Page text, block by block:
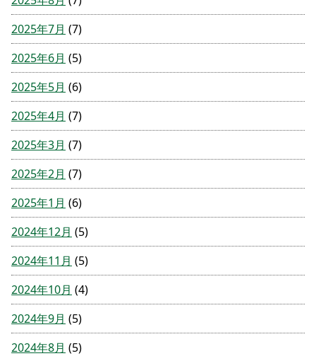
2025年7月 (7)
2025年6月 (5)
2025年5月 (6)
2025年4月 (7)
2025年3月 (7)
2025年2月 (7)
2025年1月 (6)
2024年12月 (5)
2024年11月 (5)
2024年10月 (4)
2024年9月 (5)
2024年8月 (5)